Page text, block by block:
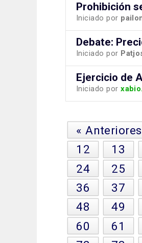
Prohibición
Iniciado por
Debate:
Iniciado por
Ejercicio de
Iniciado por
« Anteriores
12
13
24
25
36
37
48
49
60
61